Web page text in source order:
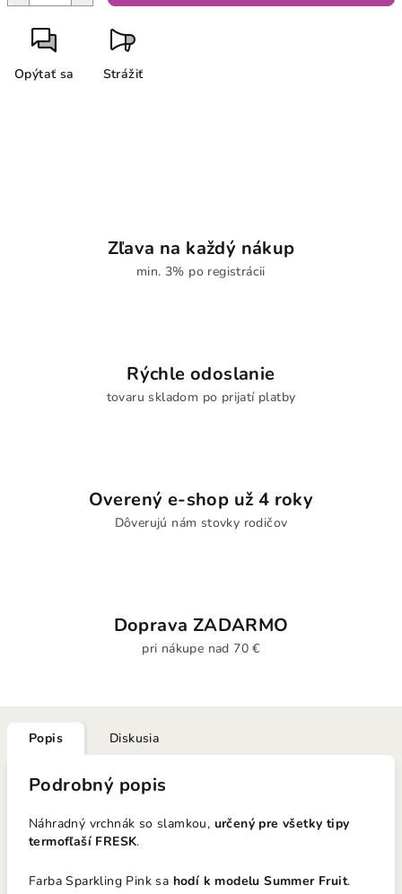
Opýtať sa Strážiť
Zľava na každý nákup
min. 3% po registrácii
Rýchle odoslanie
tovaru skladom po prijatí platby
Overený e-shop už 4 roky
Dôverujú nám stovky rodičov
Doprava ZADARMO
pri nákupe nad 70 €
Popis Diskusia
Podrobný popis
Náhradný vrchnák so slamkou, určený pre všetky tipy
termofľaší FRESK.
Farba Sparkling Pink sa hodí k modelu Summer Fruit.